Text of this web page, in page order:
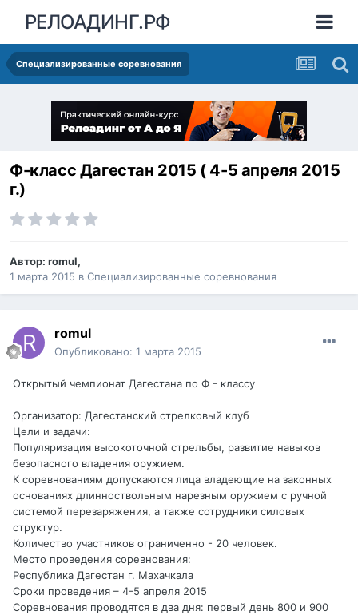
РЕЛОАДИНГ.РФ
Специализированные соревнования
Ф-класс Дагестан 2015 ( 4-5 апреля 2015
г.)
Автор: romul,
1 марта 2015 в Специализированные соревнования
romul
Опубликовано: 1 марта 2015
Открытый чемпионат Дагестана по Ф - классу
Организатор: Дагестанский стрелковый клуб
Цели и задачи:
Популяризация высокоточной стрельбы, развитие навыков
безопасного владения оружием.
К соревнованиям допускаются лица владеющие на законных
основаниях длинноствольным нарезным оружием с ручной
системой перезаряжения, а также сотрудники силовых
структур.
Количество участников ограниченно - 20 человек.
Место проведения соревнования:
Республика Дагестан г. Махачкала
Сроки проведения – 4-5 апреля 2015
Соревнования проводятся в два дня: первый день 800 и 900